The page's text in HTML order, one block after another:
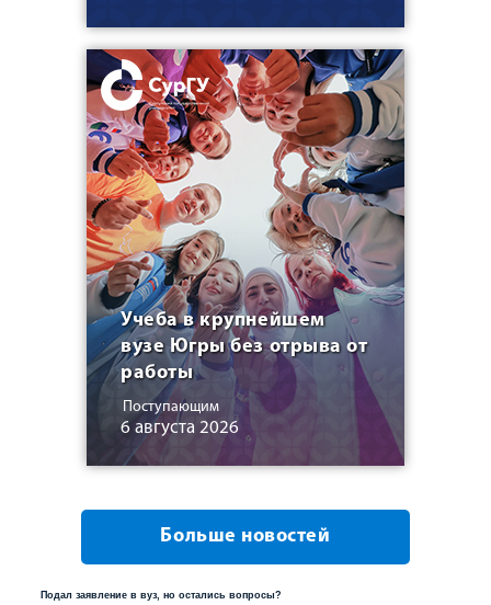
Учеба в крупнейшем
вузе Югры без отрыва от
работы
Поступающим
6 августа 2026
Больше новостей
Подал заявление в вуз, но остались вопросы?